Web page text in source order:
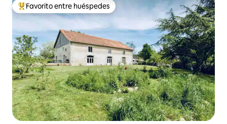
Favorito entre huéspedes preferido
Favorito entre huéspedes